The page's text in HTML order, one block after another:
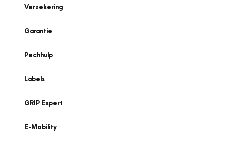
Verzekering
Garantie
Pechhulp
Labels
GRIP Expert
E-Mobility